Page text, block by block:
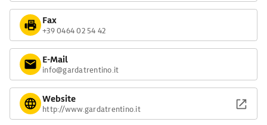
Fax
+39 0464 02 54 42
E-Mail
info@gardatrentino.it
Website
http://www.gardatrentino.it